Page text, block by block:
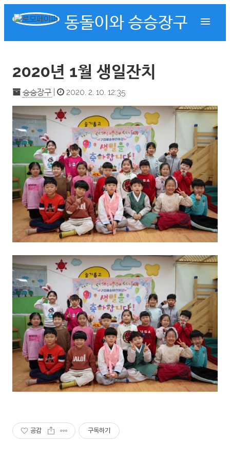
동돌이와 승승장구
2020년 1월 생일잔치
승승장구 2020. 2. 10. 12:35
공감 구독하기